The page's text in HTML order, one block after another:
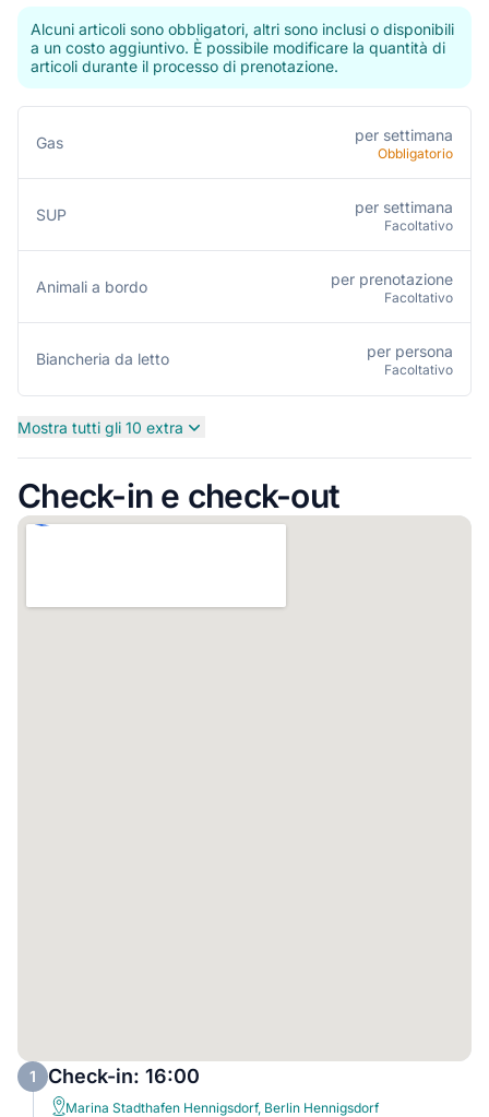
Alcuni articoli sono obbligatori, altri sono inclusi o disponibili
a un costo aggiuntivo. È possibile modificare la quantità di
articoli durante il processo di prenotazione.
Gas per settimana
Obbligatorio
SUP per settimana
Facoltativo
Animali a bordo per prenotazione
Facoltativo
Biancheria da letto per persona
Facoltativo
Mostra tutti gli 10 extra
Check-in e check-out
1 Check-in: 16:00
Marina Stadthafen Hennigsdorf, Berlin Hennigsdorf